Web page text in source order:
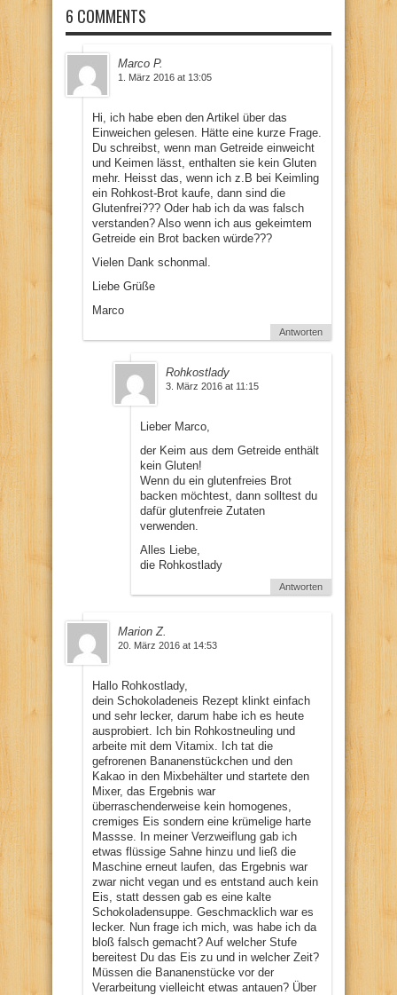
6 COMMENTS
Marco P.
1. März 2016 at 13:05
Hi, ich habe eben den Artikel über das
Einweichen gelesen. Hätte eine kurze Frage.
Du schreibst, wenn man Getreide einweicht
und Keimen lässt, enthalten sie kein Gluten
mehr. Heisst das, wenn ich z.B bei Keimling
ein Rohkost-Brot kaufe, dann sind die
Glutenfrei??? Oder hab ich da was falsch
verstanden? Also wenn ich aus gekeimtem
Getreide ein Brot backen würde???
Vielen Dank schonmal.
Liebe Grüße
Marco
Antworten
Rohkostlady
3. März 2016 at 11:15
Lieber Marco,
der Keim aus dem Getreide enthält
kein Gluten!
Wenn du ein glutenfreies Brot
backen möchtest, dann solltest du
dafür glutenfreie Zutaten
verwenden.
Alles Liebe,
die Rohkostlady
Antworten
Marion Z.
20. März 2016 at 14:53
Hallo Rohkostlady,
dein Schokoladeneis Rezept klinkt einfach
und sehr lecker, darum habe ich es heute
ausprobiert. Ich bin Rohkostneuling und
arbeite mit dem Vitamix. Ich tat die
gefrorenen Bananenstückchen und den
Kakao in den Mixbehälter und startete den
Mixer, das Ergebnis war
überraschenderweise kein homogenes,
cremiges Eis sondern eine krümelige harte
Massse. In meiner Verzweiflung gab ich
etwas flüssige Sahne hinzu und ließ die
Maschine erneut laufen, das Ergebnis war
zwar nicht vegan und es entstand auch kein
Eis, statt dessen gab es eine kalte
Schokoladensuppe. Geschmacklich war es
lecker. Nun frage ich mich, was habe ich da
bloß falsch gemacht? Auf welcher Stufe
bereitest Du das Eis zu und in welcher Zeit?
Müssen die Bananenstücke vor der
Verarbeitung vielleicht etwas antauen? Über